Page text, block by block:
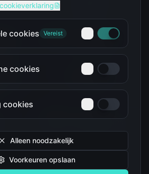
The Simpsons
Troetelbeertjes
cookies Vereist
cookies
cookies
Alleen noodzakelijk
Voorkeuren opslaan